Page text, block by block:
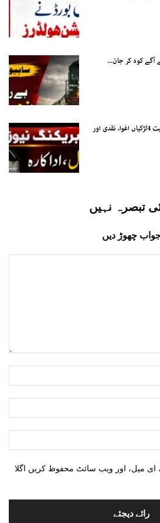
آگے کود کر جان...
ساہیوال، اداکارہ اور تین طالبات سمیت 4لڑکیاں اغوا، نقدی اور
تبصرہ نہیں
چھوڑ دیں
ای میل، اور ویب سائٹ محفوظ کریں اگلا